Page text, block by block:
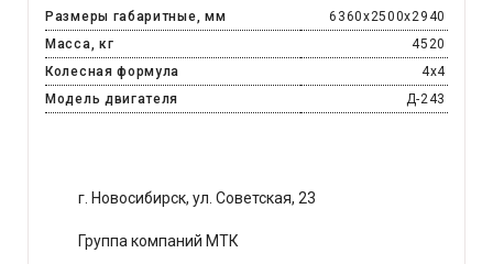
Размеры габаритные, мм
6360х2500х2940
Масса, кг
4520
Колесная формула
4х4
Модель двигателя
Д-243
г. Новосибирск, ул. Советская, 23
Группа компаний МТК